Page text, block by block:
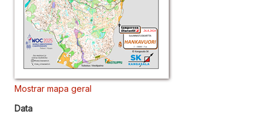
Mostrar mapa geral
Data